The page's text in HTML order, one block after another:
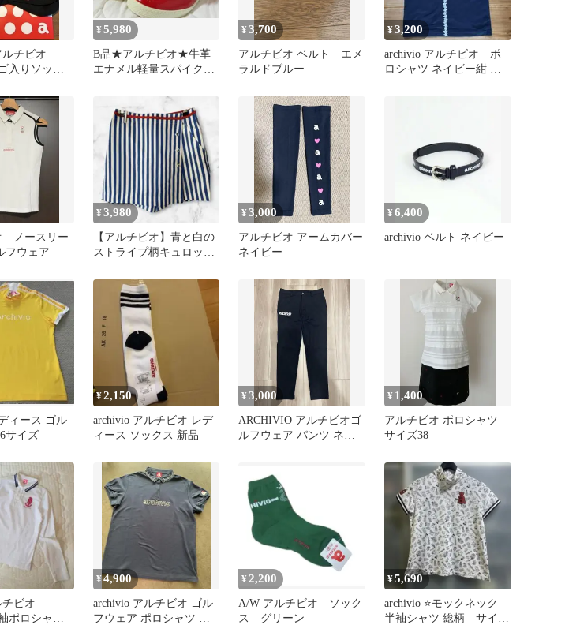
チビオ
入りソック
¥5,980
B品★アルチビオ★牛革
エナメル軽量スパイクレ
¥3,700
アルチビオ ベルト エメ
ラルドブルー
¥3,200
archivio アルチビオ ポ
ロシャツ ネイビー紺 ス
ノースリー
ウェア
¥3,980
【アルチビオ】青と白の
ストライプ柄キュロット
¥3,000
アルチビオ アームカバー
ネイビー
¥6,400
archivio ベルト ネイビー
ィース ゴル
サイズ
¥2,150
archivio アルチビオ レデ
ィース ソックス 新品
¥3,000
ARCHIVIO アルチビオゴ
ルフウェア パンツ ネイ
¥ 1,400
アルチビオ ポロシャツ
サイズ38
ビオ
ポロシャツ
¥4,900
archivio アルチビオ ゴル
フウェア ポロシャツ サ
¥ 2,200
A/W アルチビオ ソック
ス グリーン
¥5,690
archivio ⭐️モックネック
半袖シャツ 総柄 サイズ